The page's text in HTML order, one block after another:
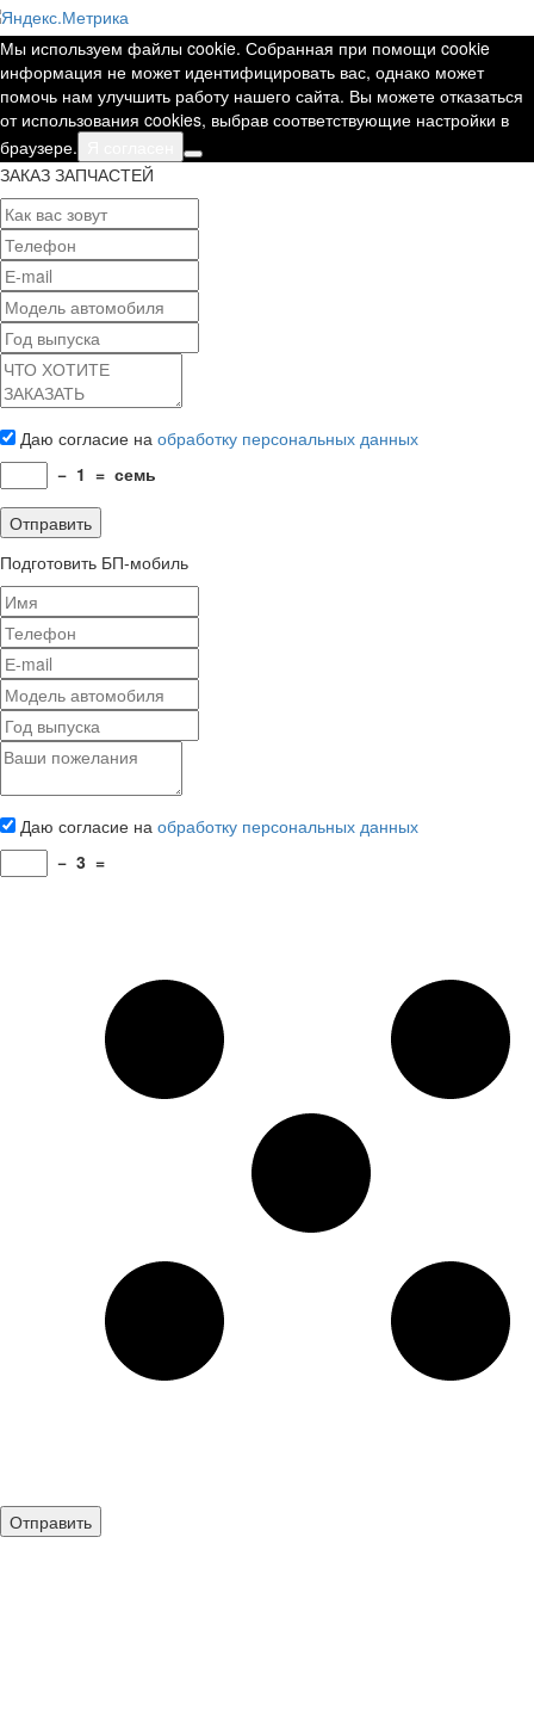
Мы используем файлы cookie. Собранная при помощи cookie
информация не может идентифицировать вас, однако может
помочь нам улучшить работу нашего сайта. Вы можете отказаться
от использования cookies, выбрав соответствующие настройки в
браузере.
ЗАКАЗ ЗАПЧАСТЕЙ
Даю согласие на обработку персональных данных
− 1 = семь
Подготовить БП-мобиль
Даю согласие на обработку персональных данных
− 3 =